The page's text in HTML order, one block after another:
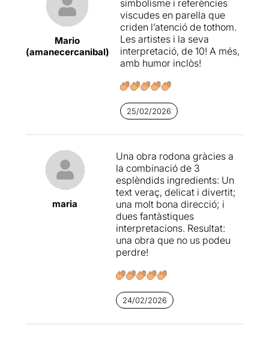
Mario
(amanecercanibal)
simbolisme i referències
viscudes en parella que
criden l’atenció de tothom.
Les artistes i la seva
interpretació, de 10! A més,
amb humor inclòs!
25/02/2026
maria
Una obra rodona gràcies a
la combinació de 3
esplèndids ingredients: Un
text veraç, delicat i divertit;
una molt bona direcció; i
dues fantàstiques
interpretacions. Resultat:
una obra que no us podeu
perdre!
24/02/2026